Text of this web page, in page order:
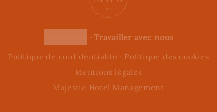
·Travailler avec nous
Politique de confidentialité · Politique des cookies
Mentions légales
Majestic Hotel Management